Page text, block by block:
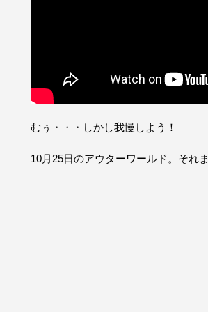
むぅ・・・しかし我慢しよう！
10月25日のアウターワールド。それ